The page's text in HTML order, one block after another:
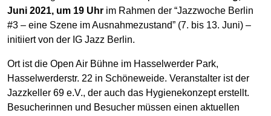
Juni 2021, um 19 Uhr im Rahmen der “Jazzwoche Berlin
#3 – eine Szene im Ausnahmezustand” (7. bis 13. Juni) –
initiiert von der IG Jazz Berlin.
Ort ist die Open Air Bühne im Hasselwerder Park,
Hasselwerderstr. 22 in Schöneweide. Veranstalter ist der
Jazzkeller 69 e.V., der auch das Hygienekonzept erstellt.
Besucherinnen und Besucher müssen einen aktuellen